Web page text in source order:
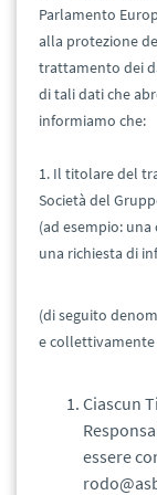
Parlamento
alla protezione
trattamento dei
di tali dati che
informiamo che:
1. Il titolare del
Società del
(ad esempio:
una richiesta di
(di seguito
e
Ciascun
essere